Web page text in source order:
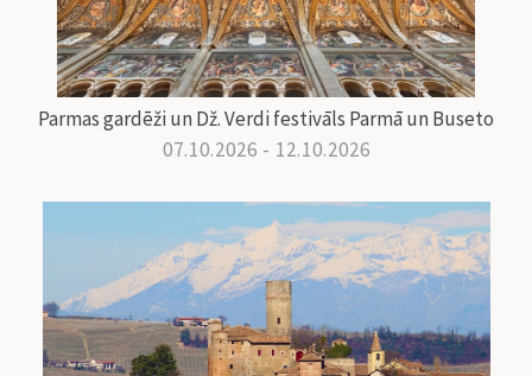
Parmas gardēži un Dž. Verdi festivāls Parmā un Buseto
07.10.2026 - 12.10.2026